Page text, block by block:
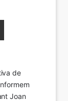
de
Joan